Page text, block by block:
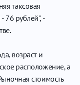
таксовая
76 рублей", -
возраст и
расположение, а
стоимость